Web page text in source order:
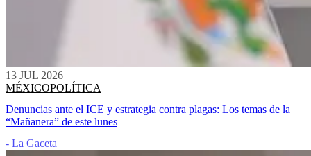
13 JUL 2026
MÉXICOPOLÍTICA
Denuncias ante el ICE y estrategia contra plagas: Los temas de la
“Mañanera” de este lunes
- La Gaceta